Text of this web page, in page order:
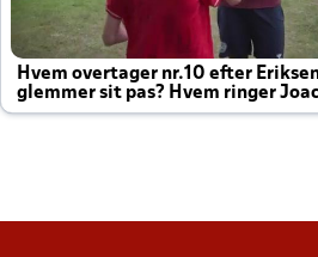
Hvem overtager nr.10 efter
glemmer sit pas? Hvem ringer
altid til efter kampe?